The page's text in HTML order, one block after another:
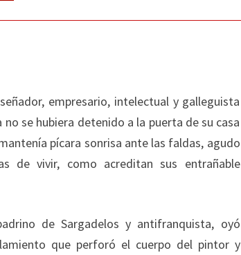
empresario, intelectual y galleguista
se hubiera detenido a la puerta de su casa
pícara sonrisa ante las faldas, agudo
de vivir, como acreditan sus entrañable
de Sargadelos y antifranquista, oyó
que perforó el cuerpo del pintor y